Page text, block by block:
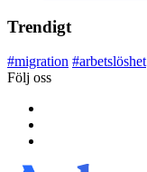
Trendigt
#migration #arbetslöshet
Följ oss